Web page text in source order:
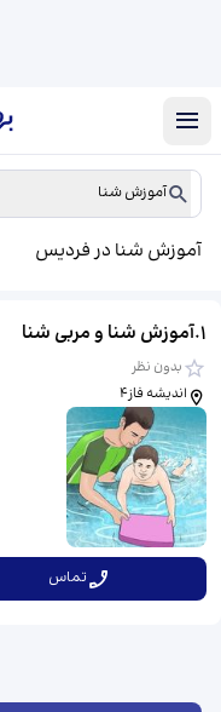
آموزش شنا
آموزش شنا در فردیس
1
.آموزش شنا و مربی شنا
بدون نظر
اندیشه فاز4
تماس